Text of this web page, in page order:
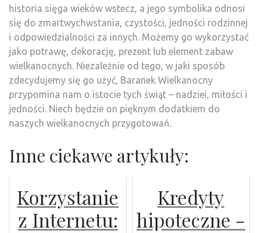
historia sięga wieków wstecz, a jego symbolika odnosi
się do zmartwychwstania, czystości, jedności rodzinnej
i odpowiedzialności za innych. Możemy go wykorzystać
jako potrawę, dekorację, prezent lub element zabaw
wielkanocnych. Niezależnie od tego, w jaki sposób
zdecydujemy się go użyć, Baranek Wielkanocny
przypomina nam o istocie tych świąt – nadziei, miłości i
jedności. Niech będzie on pięknym dodatkiem do
naszych wielkanocnych przygotowań.
Inne ciekawe artykuły:
Korzystanie
z Internetu:
Kredyty
hipoteczne -